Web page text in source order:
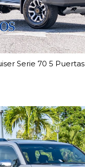
Serie 70 5 Puertas